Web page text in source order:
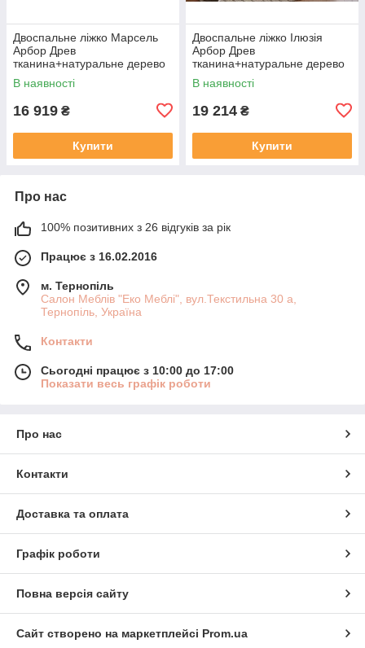
Двоспальне ліжко Марсель
Арбор Древ
тканина+натуральне дерево
В наявності
16 919 ₴
Купити
Двоспальне ліжко Ілюзія
Арбор Древ
тканина+натуральне дерево
В наявності
19 214 ₴
Купити
Про нас
100% позитивних з 26 відгуків за рік
Працює з 16.02.2016
м. Тернопіль
Салон Меблів "Еко Меблі", вул.Текстильна 30 а,
Тернопіль, Україна
Контакти
Сьогодні працює з 10:00 до 17:00
Показати весь графік роботи
Про нас
Контакти
Доставка та оплата
Графік роботи
Повна версія сайту
Сайт створено на маркетплейсі Prom.ua